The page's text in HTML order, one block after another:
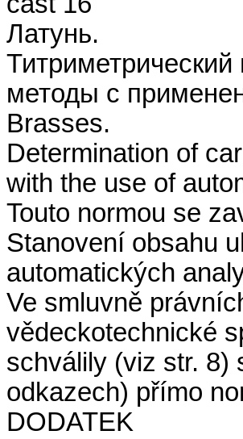
Латунь.
методы с
Brasses.
Determination of
with the use of
Touto normou se
Stanovení obsahu
automatických
Ve smluvně
vědeckotechnické
schválily (viz str. 8)
odkazech) přímo
DODATEK